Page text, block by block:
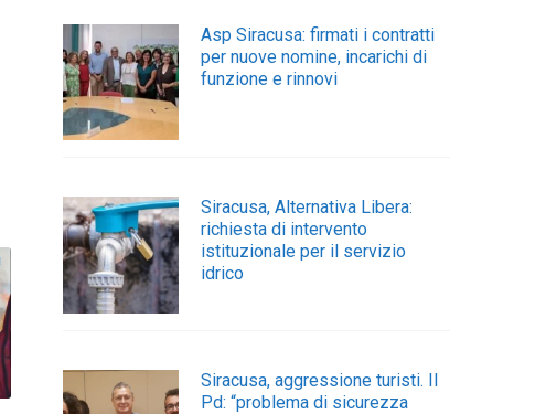
Asp Siracusa: firmati i contratti
per nuove nomine, incarichi di
funzione e rinnovi
Siracusa, Alternativa Libera:
richiesta di intervento
istituzionale per il servizio
idrico
Siracusa, aggressione turisti. Il
Pd: “problema di sicurezza